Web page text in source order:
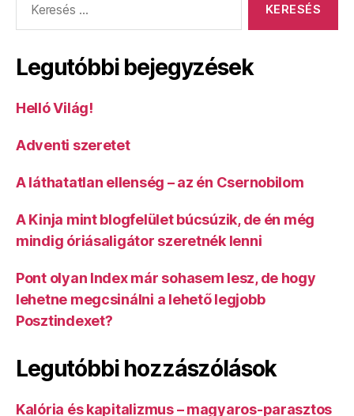
Legutóbbi bejegyzések
Helló Világ!
Adventi szeretet
A láthatatlan ellenség – az én Csernobilom
A Kinja mint blogfelület búcsúzik, de én még
mindig óriásaligátor szeretnék lenni
Pont olyan Index már sohasem lesz, de hogy
lehetne megcsinálni a lehető legjobb
Posztindexet?
Legutóbbi hozzászólások
Kalória és kapitalizmus – magyaros-parasztos